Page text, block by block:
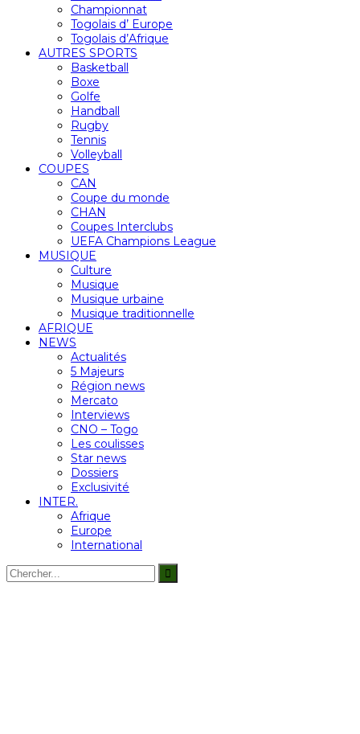
Championnat
Togolais d’ Europe
Togolais d’Afrique
AUTRES SPORTS
Basketball
Boxe
Golfe
Handball
Rugby
Tennis
Volleyball
COUPES
CAN
Coupe du monde
CHAN
Coupes Interclubs
UEFA Champions League
MUSIQUE
Culture
Musique
Musique urbaine
Musique traditionnelle
AFRIQUE
NEWS
Actualités
5 Majeurs
Région news
Mercato
Interviews
CNO – Togo
Les coulisses
Star news
Dossiers
Exclusivité
INTER.
Afrique
Europe
International